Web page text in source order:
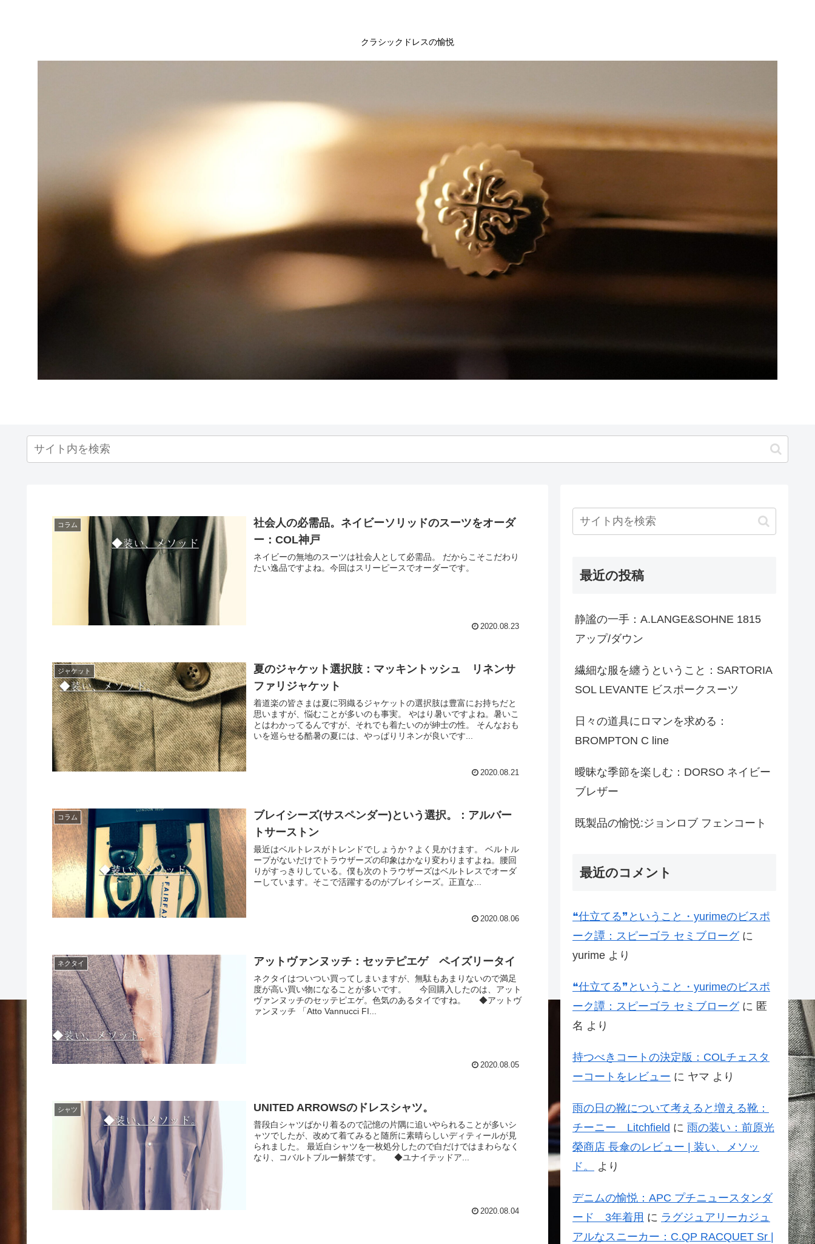
クラシックドレスの愉悦
コラム
社会人の必需品。ネイビーソリッドのスーツをオーダ
ー：COL神戸
ネイビーの無地のスーツは社会人として必需品。 だからこそこだわり
たい逸品ですよね。今回はスリーピースでオーダーです。
2020.08.23
ジャケット
夏のジャケット選択肢：マッキントッシュ リネンサ
ファリジャケット
着道楽の皆さまは夏に羽織るジャケットの選択肢は豊富にお持ちだと
思いますが、悩むことが多いのも事実。 やはり暑いですよね。暑いこ
とはわかってるんですが、それでも着たいのが紳士の性。 そんなおも
いを巡らせる酷暑の夏には、やっぱりリネンが良いです...
2020.08.21
コラム
ブレイシーズ(サスペンダー)という選択。：アルバー
トサーストン
最近はベルトレスがトレンドでしょうか？よく見かけます。 ベルトル
ープがないだけでトラウザーズの印象はかなり変わりますよね。腰回
りがすっきりしている。僕も次のトラウザーズはベルトレスでオーダ
ーしています。そこで活躍するのがブレイシーズ。正直な...
2020.08.06
ネクタイ アットヴァンヌッチ：セッテピエゲ ペイズリータイ
ネクタイはついつい買ってしまいますが、無駄もあまりないので満足
度が高い買い物になることが多いです。 今回購入したのは、アット
ヴァンヌッチのセッテピエゲ。色気のあるタイですね。 ◆アットヴ
ァンヌッチ 「Atto Vannucci FI...
2020.08.05
シャツ UNITED ARROWSのドレスシャツ。
普段白シャツばかり着るので記憶の片隅に追いやられることが多いシ
ャツでしたが、改めて着てみると随所に素晴らしいディティールが見
られました。 最近白シャツを一枚処分したので白だけではまわらなく
なり、コバルトブルー解禁です。 ◆ユナイテッドア...
2020.08.04
最近の投稿
静謐の一手：A.LANGE&SOHNE 1815
アップ/ダウン
繊細な服を纏うということ：SARTORIA
SOL LEVANTE ビスポークスーツ
日々の道具にロマンを求める：
BROMPTON C line
曖昧な季節を楽しむ：DORSO ネイビー
ブレザー
既製品の愉悦:ジョンロブ フェンコート
最近のコメント
❝仕立てる❞ということ・yurimeのビスポ
ーク譚：スピーゴラ セミブローグに
yurime より
❝仕立てる❞ということ・yurimeのビスポ
ーク譚：スピーゴラ セミブローグに 匿
名 より
持つべきコートの決定版：COLチェスタ
ーコートをレビュー に ヤマ より
雨の日の靴について考えると増える靴：
チーニー Litchfield に 雨の装い：前原光
榮商店 長傘のレビュー | 装い、メソッ
ド。
より
デニムの愉悦：APC プチニュースタンダ
ード 3年着用 に ラグジュアリーカジュ
アルなスニーカー：C.QP RACQUET Sr |